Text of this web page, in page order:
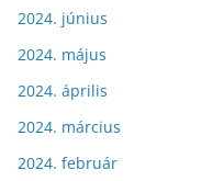
2024. június
2024. május
2024. április
2024. március
2024. február